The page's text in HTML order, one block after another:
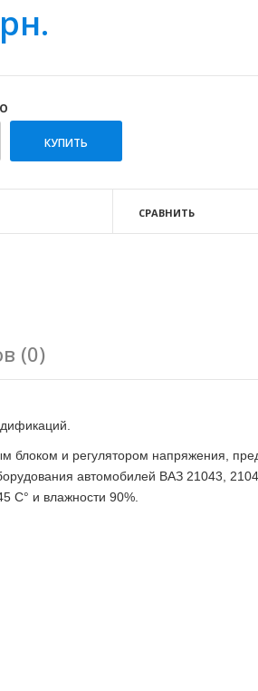
СРАВНИТЬ
(0)
блоком и регулятором напряжения,
автомобилей ВАЗ 21043,
C° и влажности 90%.